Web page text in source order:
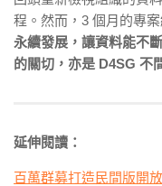
程。然而，3 個月的專
永續發展，讓資料能不
的關切，亦是 D4SG 不
延伸閱讀：
百萬群募打造民間版開